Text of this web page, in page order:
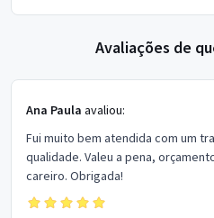
Avaliações de
Ana Paula avaliou:
Fui muito bem atendida com um
qualidade. Valeu a pena,
careiro. Obrigada!